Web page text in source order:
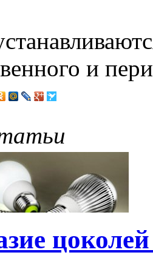
и